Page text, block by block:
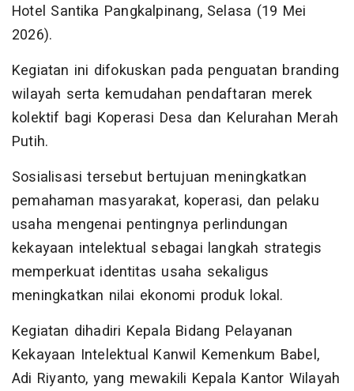
Hotel Santika Pangkalpinang, Selasa (19 Mei
2026).
Kegiatan ini difokuskan pada penguatan branding
wilayah serta kemudahan pendaftaran merek
kolektif bagi Koperasi Desa dan Kelurahan Merah
Putih.
Sosialisasi tersebut bertujuan meningkatkan
pemahaman masyarakat, koperasi, dan pelaku
usaha mengenai pentingnya perlindungan
kekayaan intelektual sebagai langkah strategis
memperkuat identitas usaha sekaligus
meningkatkan nilai ekonomi produk lokal.
Kegiatan dihadiri Kepala Bidang Pelayanan
Kekayaan Intelektual Kanwil Kemenkum Babel,
Adi Riyanto, yang mewakili Kepala Kantor Wilayah